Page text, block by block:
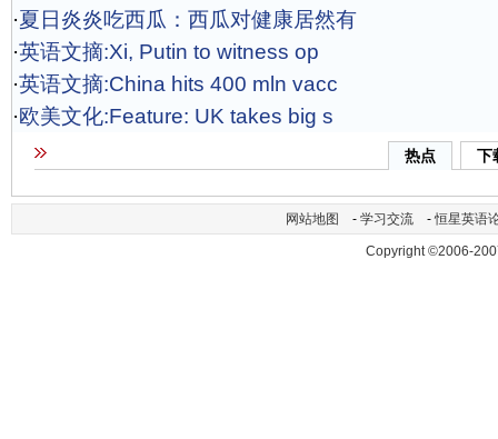
·夏日炎炎吃西瓜：西瓜对健康居然有
·英语文摘:Xi, Putin to witness op
·英语文摘:China hits 400 mln vacc
·欧美文化:Feature: UK takes big s
热点 下
网站地图 - 学习交流 -恒星英语
Copyright ©2006-